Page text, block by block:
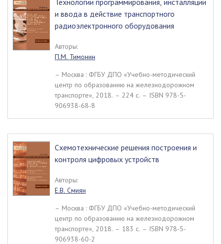
Технологии программирования, инсталляции
и ввода в действие транспортного
радиоэлектронного оборудования
Авторы:
П.М. Тимонин
– Москва : ФГБУ ДПО «Учебно-методический
центр по образованию на железнодорожном
транспорте», 2018. – 224 c. – ISBN 978-5-
906938-68-8
Схемотехнические решения построения и
контроля цифровых устройств
Авторы:
Е.В. Смиян
– Москва : ФГБУ ДПО «Учебно-методический
центр по образованию на железнодорожном
транспорте», 2018. – 183 c. – ISBN 978-5-
906938-60-2